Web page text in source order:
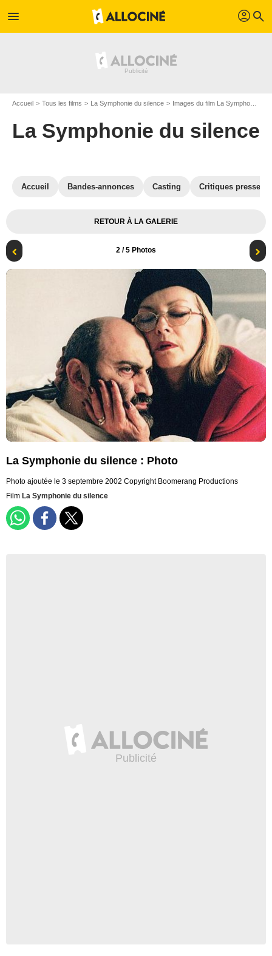
menu profil search
Accueil Tous les films La Symphonie du silence Images du film La Symphonie du silence
La Symphonie du silence
Accueil Bandes-annonces Casting Critiques presse
RETOUR À LA GALERIE
2 / 5 Photos
La Symphonie du silence : Photo
Photo ajoutée le 3 septembre 2002 Copyright Boomerang Productions
Film La Symphonie du silence